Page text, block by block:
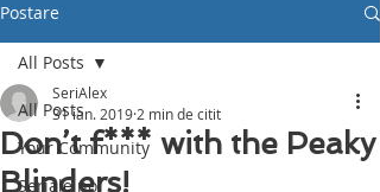
Postare
All Posts
Your Community
Seriale noi
All Posts
Don’t f*** with the Peaky
Blinders!
SeriAlex
31 ian. 2019 2 min de citit